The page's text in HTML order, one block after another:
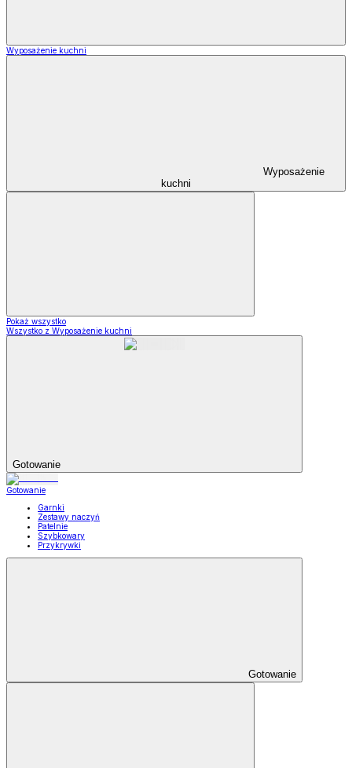
Wyposażenie kuchni
Wyposażenie
kuchni
Pokaż wszystko
Wszystko z Wyposażenie kuchni
Gotowanie
Gotowanie
Garnki
Zestawy naczyń
Patelnie
Szybkowary
Przykrywki
Gotowanie